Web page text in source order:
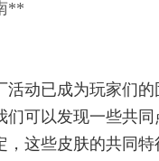
**
动已成为玩家们
可以发现一些共
这些皮肤的共同